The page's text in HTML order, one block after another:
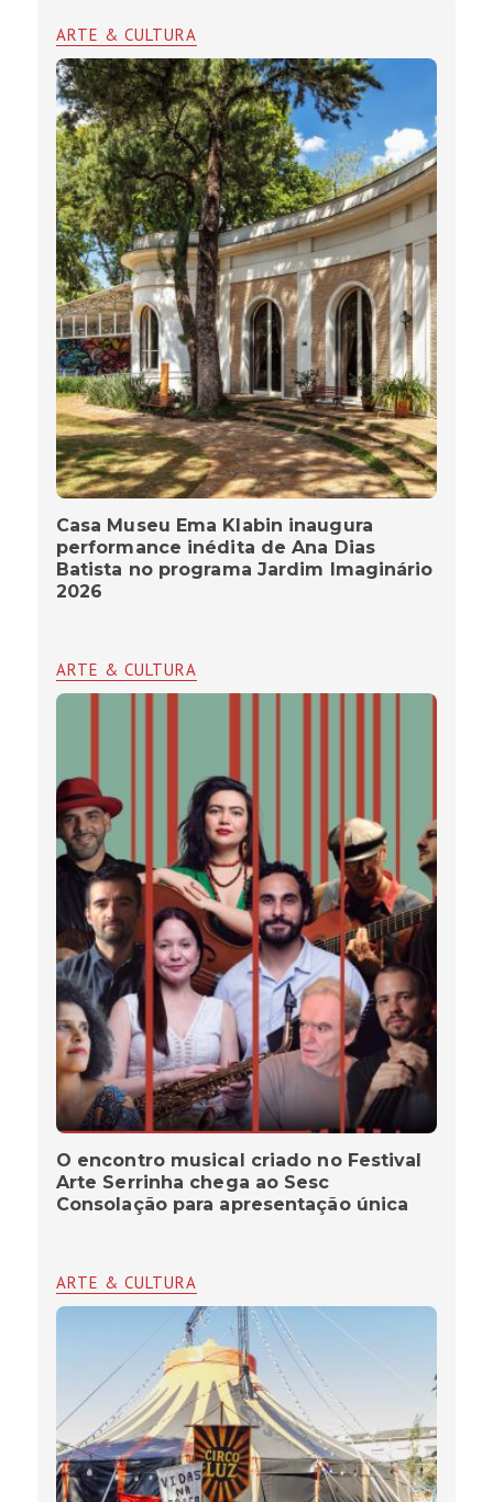
ARTE & CULTURA
Casa Museu Ema Klabin inaugura
performance inédita de Ana Dias
Batista no programa Jardim Imaginário
2026
ARTE & CULTURA
O encontro musical criado no Festival
Arte Serrinha chega ao Sesc
Consolação para apresentação única
ARTE & CULTURA